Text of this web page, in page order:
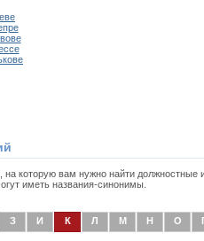
на которую вам нужно найти
иметь названия-синонимы.
З И К Л М Н О